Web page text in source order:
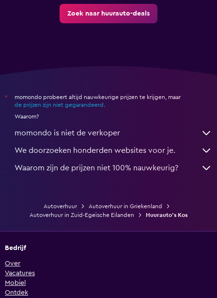
Zoek naar huurauto-deals
*
momondo probeert altijd nauwkeurige prijzen te krijgen, maar
de prijzen zijn niet gegarandeerd
Waarom?
momondo is niet de verkoper
We doorzoeken honderden websites voor je.
Waarom zijn de prijzen niet 100% nauwkeurig?
Autoverhuur
Autoverhuur in Griekenland
Autoverhuur in Zuid-Egeïsche Eilanden
Huurauto's Kos
Bedrijf
Over
Vacatures
Mobiel
Ontdek